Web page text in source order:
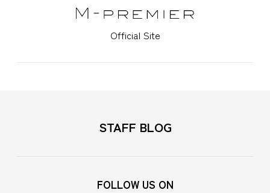
Official Site
STAFF BLOG
FOLLOW US ON